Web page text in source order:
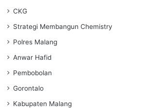
CKG
Strategi Membangun Chemistry
Polres Malang
Anwar Hafid
Pembobolan
Gorontalo
Kabupaten Malang